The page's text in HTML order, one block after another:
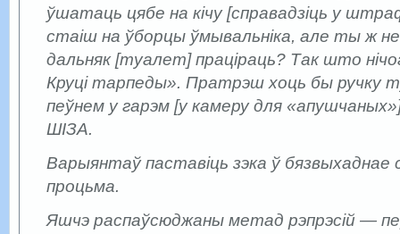
ўшатаць цябе на кічу [справадзіць у
стаіш на ўборцы ўмывальніка, але ты ж
дальняк [туалет] праціраць? Так што
Круці тарпеды». Пратрэш хоць бы ручку
пеўнем у гарэм [у камеру для
ШІЗА.
Варыянтаў паставіць зэка ў бязвыхаднае
процьма.
Яшчэ распаўсюджаны метад рэпрэсій —